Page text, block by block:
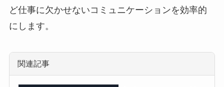
ど仕事に欠かせないコミュニケーションを効率的
にします。
関連記事